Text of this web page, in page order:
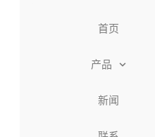
首页
产品
新闻